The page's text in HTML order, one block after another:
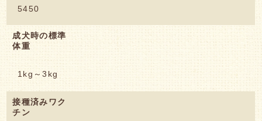
5450
成犬時の標準
体重
1kg～3kg
接種済みワク
チン